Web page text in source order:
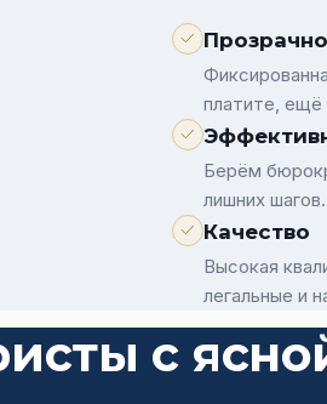
платите, ещё
Берём
лишних шагов.
Качество
Высокая
легальные и
с